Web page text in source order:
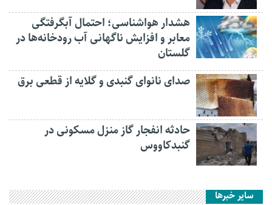
هشدار هواشناسی؛ احتمال آبگرفتگی
معابر و افزایش ناگهانی آب رودخانه‌ها در
گلستان
صدای نانوای گنبدی و گلایه از قطعی برق
حادثه انفجار گاز منزل مسکونی در
گنبدکاووس
سایر خبرها